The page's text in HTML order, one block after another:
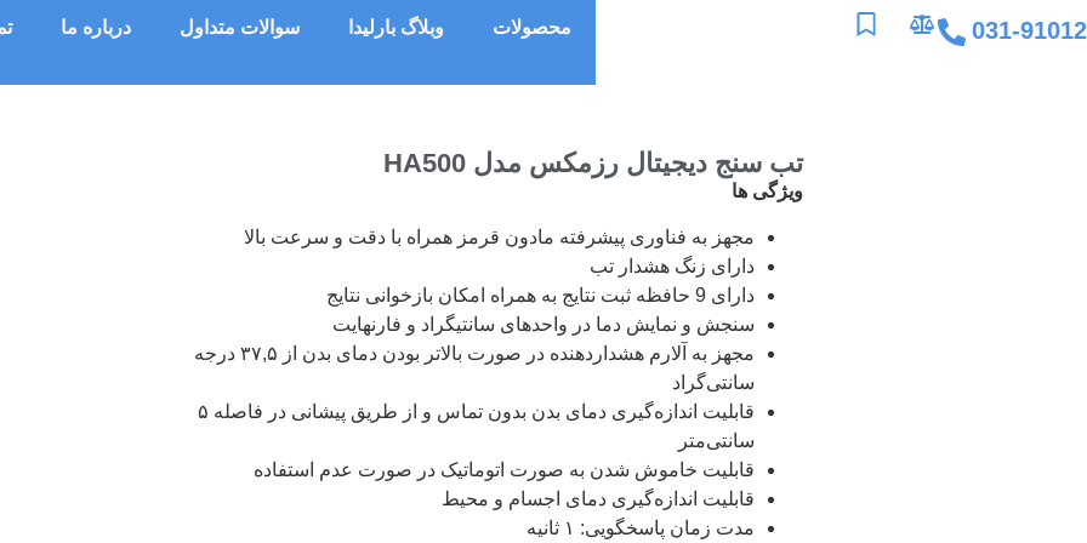
031- محصولات وبلاگ بارلیدا سوالات متداول درباره ما
تب سنج دیجیتال رزمکس مدل HA500
ویژگی ها
مجهز به فناوری پیشرفته مادون قرمز همراه با دقت و سرعت بالا
دارای زنگ هشدار تب
دارای 9 حافظه ثبت نتایج به همراه امکان بازخوانی نتایج
سنجش و نمایش دما در واحدهای سانتیگراد و فارنهایت
مجهز به آلارم هشداردهنده در صورت بالاتر بودن دمای بدن از ۳۷,۵ درجه
سانتی‌گراد
قابلیت اندازه‌گیری دمای بدن بدون تماس و از طریق پیشانی در فاصله ۵
سانتی‌متر
قابلیت خاموش شدن به صورت اتوماتیک در صورت عدم استفاده
قابلیت اندازه‌گیری دمای اجسام و محیط
مدت زمان پاسخگویی: ۱ ثانیه